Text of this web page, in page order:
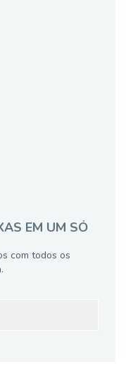
EM UM SÓ
com todos os